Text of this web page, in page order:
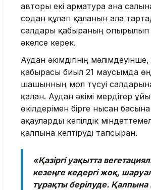
авторы екі арматура ғана
содан құлап қалғанын алға
салдары қабырғаның опырылып
әкелсе керек.
Аудан әкімдігінің
қабырғасы биыл 21 маусымда
шашынның мол түсуі
қалған. Аудан әкімі мердігер
өкілдерімен бірге нысан
ақауларды кепілдік
қалпына келтіруді тапсырған.
«Қазіргі уақытта
кезеңге кедергі жоқ,
тұрақты берілуде. Қалпына